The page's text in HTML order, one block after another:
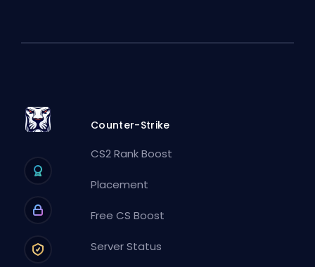
Counter-Strike
CS2 Rank Boost
Placement
Free CS Boost
Server Status